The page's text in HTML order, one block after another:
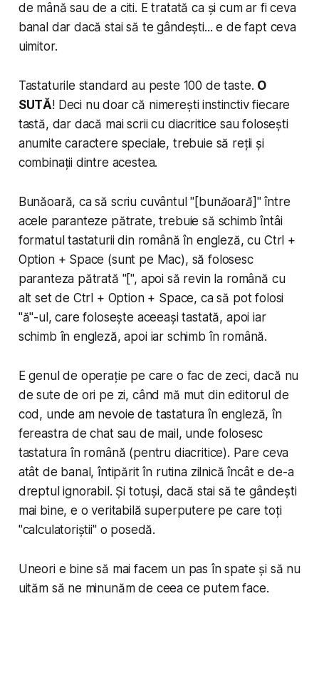
de mână sau de a citi. E tratată ca și cum ar fi ceva
banal dar dacă stai să te gândești... e de fapt ceva
uimitor.
Tastaturile standard au peste 100 de taste. O
SUTĂ! Deci nu doar că nimerești instinctiv fiecare
tastă, dar dacă mai scrii cu diacritice sau folosești
anumite caractere speciale, trebuie să reții și
combinații dintre acestea.
Bunăoară, ca să scriu cuvântul "[bunăoară]" între
acele paranteze pătrate, trebuie să schimb întâi
formatul tastaturii din română în engleză, cu Ctrl +
Option + Space (sunt pe Mac), să folosesc
paranteza pătrată "[", apoi să revin la română cu
alt set de Ctrl + Option + Space, ca să pot folosi
"ă"-ul, care folosește aceeași tastată, apoi iar
schimb în engleză, apoi iar schimb în română.
E genul de operație pe care o fac de zeci, dacă nu
de sute de ori pe zi, când mă mut din editorul de
cod, unde am nevoie de tastatura în engleză, în
fereastra de chat sau de mail, unde folosesc
tastatura în română (pentru diacritice). Pare ceva
atât de banal, întipărit în rutina zilnică încât e de-a
dreptul ignorabil. Și totuși, dacă stai să te gândești
mai bine, e o veritabilă superputere pe care toți
"calculatoriștii" o posedă.
Uneori e bine să mai facem un pas în spate și să nu
uităm să ne minunăm de ceea ce putem face.